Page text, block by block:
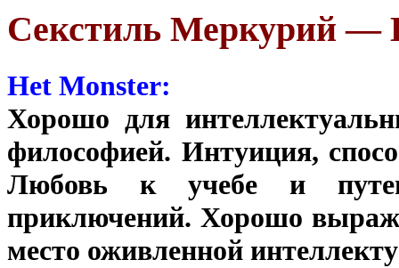
Секстиль Меркурий —
Het Monster:
Хорошо для
философией. Интуиция,
Любовь к учебе и
приключений. Хорошо
место оживленной